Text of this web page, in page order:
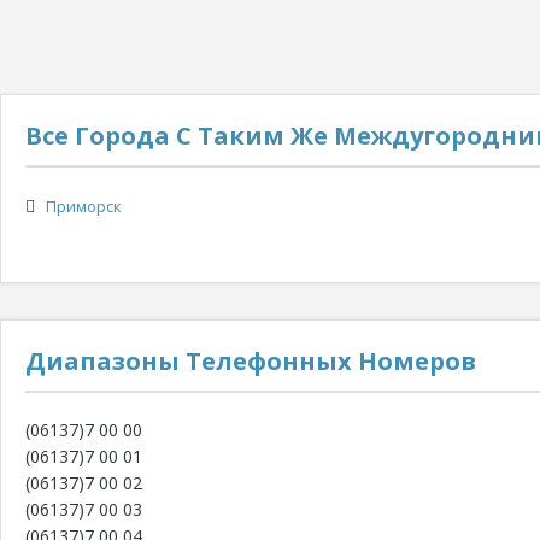
Все Города С Таким Же
Приморск
Диапазоны Телефонных Номеров
(06137)7 00 00
(06137)7 00 01
(06137)7 00 02
(06137)7 00 03